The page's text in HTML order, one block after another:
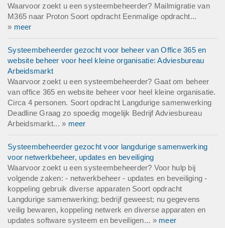
Waarvoor zoekt u een systeembeheerder? Mailmigratie van
M365 naar Proton Soort opdracht Eenmalige opdracht...
» meer
Systeembeheerder gezocht voor beheer van Office 365 en
website beheer voor heel kleine organisatie: Adviesbureau
Arbeidsmarkt
Waarvoor zoekt u een systeembeheerder? Gaat om beheer
van office 365 en website beheer voor heel kleine organisatie.
Circa 4 personen. Soort opdracht Langdurige samenwerking
Deadline Graag zo spoedig mogelijk Bedrijf Adviesbureau
Arbeidsmarkt... » meer
Systeembeheerder gezocht voor langdurige samenwerking
voor netwerkbeheer, updates en beveiliging
Waarvoor zoekt u een systeembeheerder? Voor hulp bij
volgende zaken: - netwerkbeheer - updates en beveiliging -
koppeling gebruik diverse apparaten Soort opdracht
Langdurige samenwerking; bedrijf geweest; nu gegevens
veilig bewaren, koppeling netwerk en diverse apparaten en
updates software systeem en beveiligen... » meer